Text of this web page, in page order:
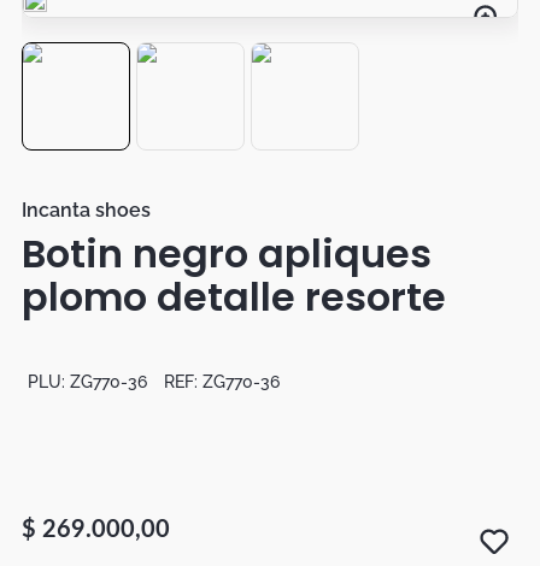
Incanta shoes
Botin negro apliques
plomo detalle resorte
PLU: ZG770-36 REF: ZG770-36
$ 269.000,00
Cuadro
Duvet
Botas
Dko